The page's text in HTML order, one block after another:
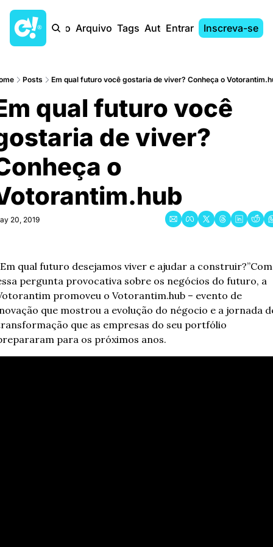
Início Arquivo Tags AutoresEntrar Inscreva-se
Posts Em qual futuro você gostaria de viver? Conheça o
qual futuro você
de viver?
o
20, 2019
qual futuro desejamos viver e ajudar a construir?”Com
pergunta provocativa sobre os negócios do futuro, a
promoveu o Votorantim.hub – evento de
que mostrou a evolução do négocio e a jornada
que as empresas do seu portfólio
para os próximos anos.